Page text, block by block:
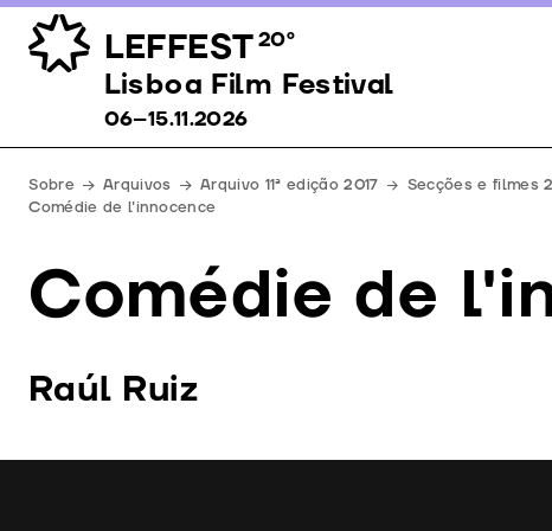
LEFFEST20º
Lisboa Film Festival 06–15.11.2026
Lisboa Film Festival
06–15.11.2026
Sobre Arquivos Arquivo 11ª edição 2017 Secções e filmes
Comédie de l'innocence
Comédie de
Raúl Ruiz